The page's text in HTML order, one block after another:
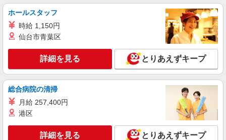
ホールスタッフ
時給 1,150円
仙台市青葉区
詳細を見る とりあえずキープ
総合病院の清掃
月給 257,400円
港区
詳細を見る とりあえずキープ